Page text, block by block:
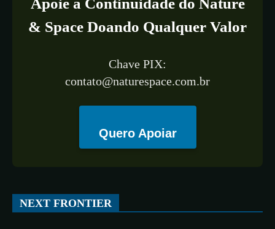
Apoie a Continuidade do Nature
& Space Doando Qualquer Valor
Chave PIX:
contato@naturespace.com.br
Quero Apoiar
NEXT FRONTIER